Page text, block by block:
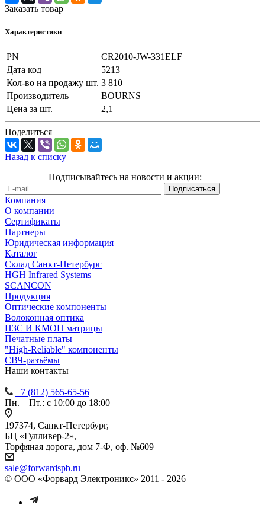
Заказать товар
Характеристики
PN
CR2010-JW-331ELF
Дата код
5213
Кол-во на продажу шт. 3 810
Производитель
BOURNS
Цена за шт.
2,1
Поделиться
Назад к списку
Подписывайтесь на новости и акции:
Компания
О компании
Сертификаты
Партнеры
Юридическая информация
Каталог
Cклад Санкт-Петербург
HGH Infrared Systems
SCANCON
Продукция
Оптические компоненты
Волоконная оптика
ПЗС И КМОП матрицы
Печатные платы
"High-Reliable" компоненты
СВЧ-разъёмы
Наши контакты
+7 (812) 565-65-56
Пн. – Пт.: с 10:00 до 18:00
197374, Санкт-Петербург,
БЦ «Гулливер-2»,
Торфяная дорога, дом 7-Ф, оф. №609
sale@forwardspb.ru
© ООО «Форвард Электроникс» 2011 - 2026